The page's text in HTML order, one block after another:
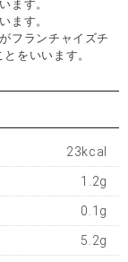
ます。
ます。
フランチャイズチ
をいいます。
23kcal
1.2g
0.1g
5.2g